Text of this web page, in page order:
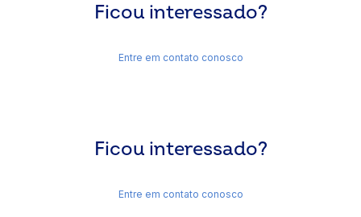
Ficou interessado?
Entre em contato conosco
Ficou interessado?
Entre em contato conosco